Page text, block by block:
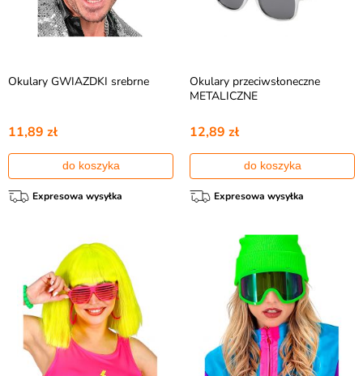
Okulary GWIAZDKI srebrne
11,89 zł
do koszyka
Expresowa wysyłka
Okulary przeciwsłoneczne
METALICZNE
12,89 zł
do koszyka
Expresowa wysyłka